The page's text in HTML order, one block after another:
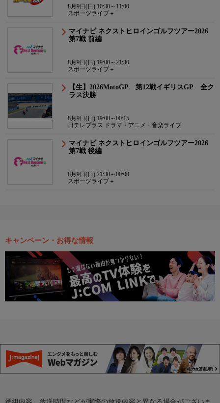
8月9日(日) 10:30～11:00
スポーツライブ＋
マイナビ ネクストヒロインゴルフツアー2026
第7戦 前編
8月9日(日) 19:00～21:30
スポーツライブ＋
【生】2026MotoGP 第12戦イギリスGP 全ク
ラス決勝
8月9日(日) 19:00～00:15
日テレプラス ドラマ・アニメ・音楽ライブ
マイナビ ネクストヒロインゴルフツアー2026
第7戦 後編
8月9日(日) 21:30～00:00
スポーツライブ＋
キャンペーン・お得な情報